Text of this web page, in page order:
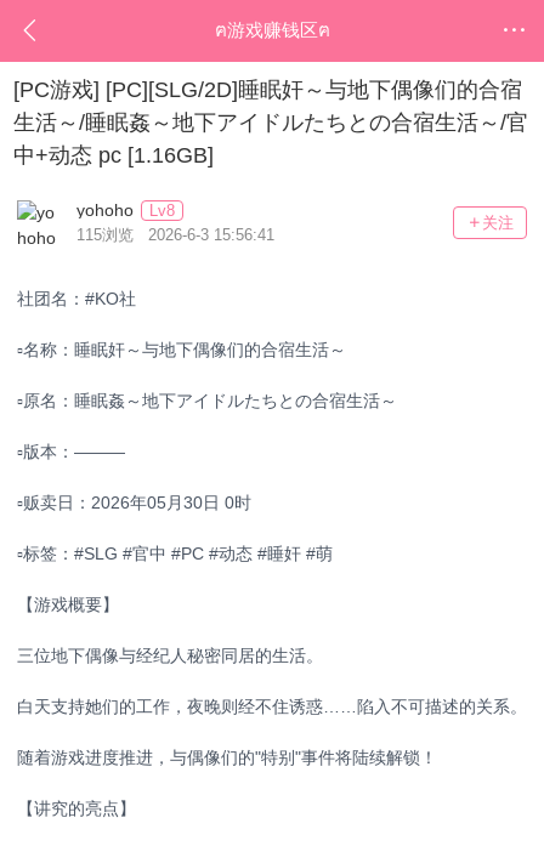
ฅ游戏赚钱区ฅ
[PC游戏] [PC][SLG/2D]睡眠奸～与地下偶像们的合宿
生活～/睡眠姦～地下アイドルたちとの合宿生活～/官
中+动态 pc [1.16GB]
yohoho
Lv8
115浏览 2026-6-3 15:56:41
关注
社团名：#KO社
▫️名称：睡眠奸～与地下偶像们的合宿生活～
▫️原名：睡眠姦～地下アイドルたちとの合宿生活～
▫️版本：———
▫️贩卖日：2026年05月30日 0时
▫️标签：#SLG #官中 #PC #动态 #睡奸 #萌
【游戏概要】
三位地下偶像与经纪人秘密同居的生活。
白天支持她们的工作，夜晚则经不住诱惑……陷入不可描述的关系。
随着游戏进度推进，与偶像们的"特别"事件将陆续解锁！
【讲究的亮点】